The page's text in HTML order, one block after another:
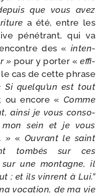
que vous avez
a été, entre les
péné­trant, qui va
des « inten­
» pour y por­ter «effi­
le cas de cette phrase
Si quelqu’un est tout
ou encore « Comme
ain­si je vous conso­
sein et je vous
» « Ouvrant le saint
tom­bés sur ces
une mon­tagne, il
; et ils vinrent à Lui.”
voca­tion, de ma vie